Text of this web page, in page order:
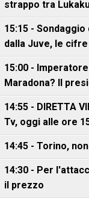
strappo tra
15:15 -
dalla Juve, le cifre
15:00 -
Maradona? Il
14:55 - DIRETTA
Tv, oggi alle ore
14:45 - Torino,
14:30 - Per
il prezzo